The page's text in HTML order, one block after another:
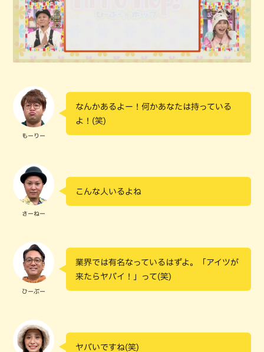
もーりー
なんかあるよー！何かあなたは持っている
よ！(笑)
さーねー
こんな人いるよね
ひーぷー
業界では有名なっているはずよ。「アイツが
来たらヤバイ！」って(笑)
ヤバいですね(笑)